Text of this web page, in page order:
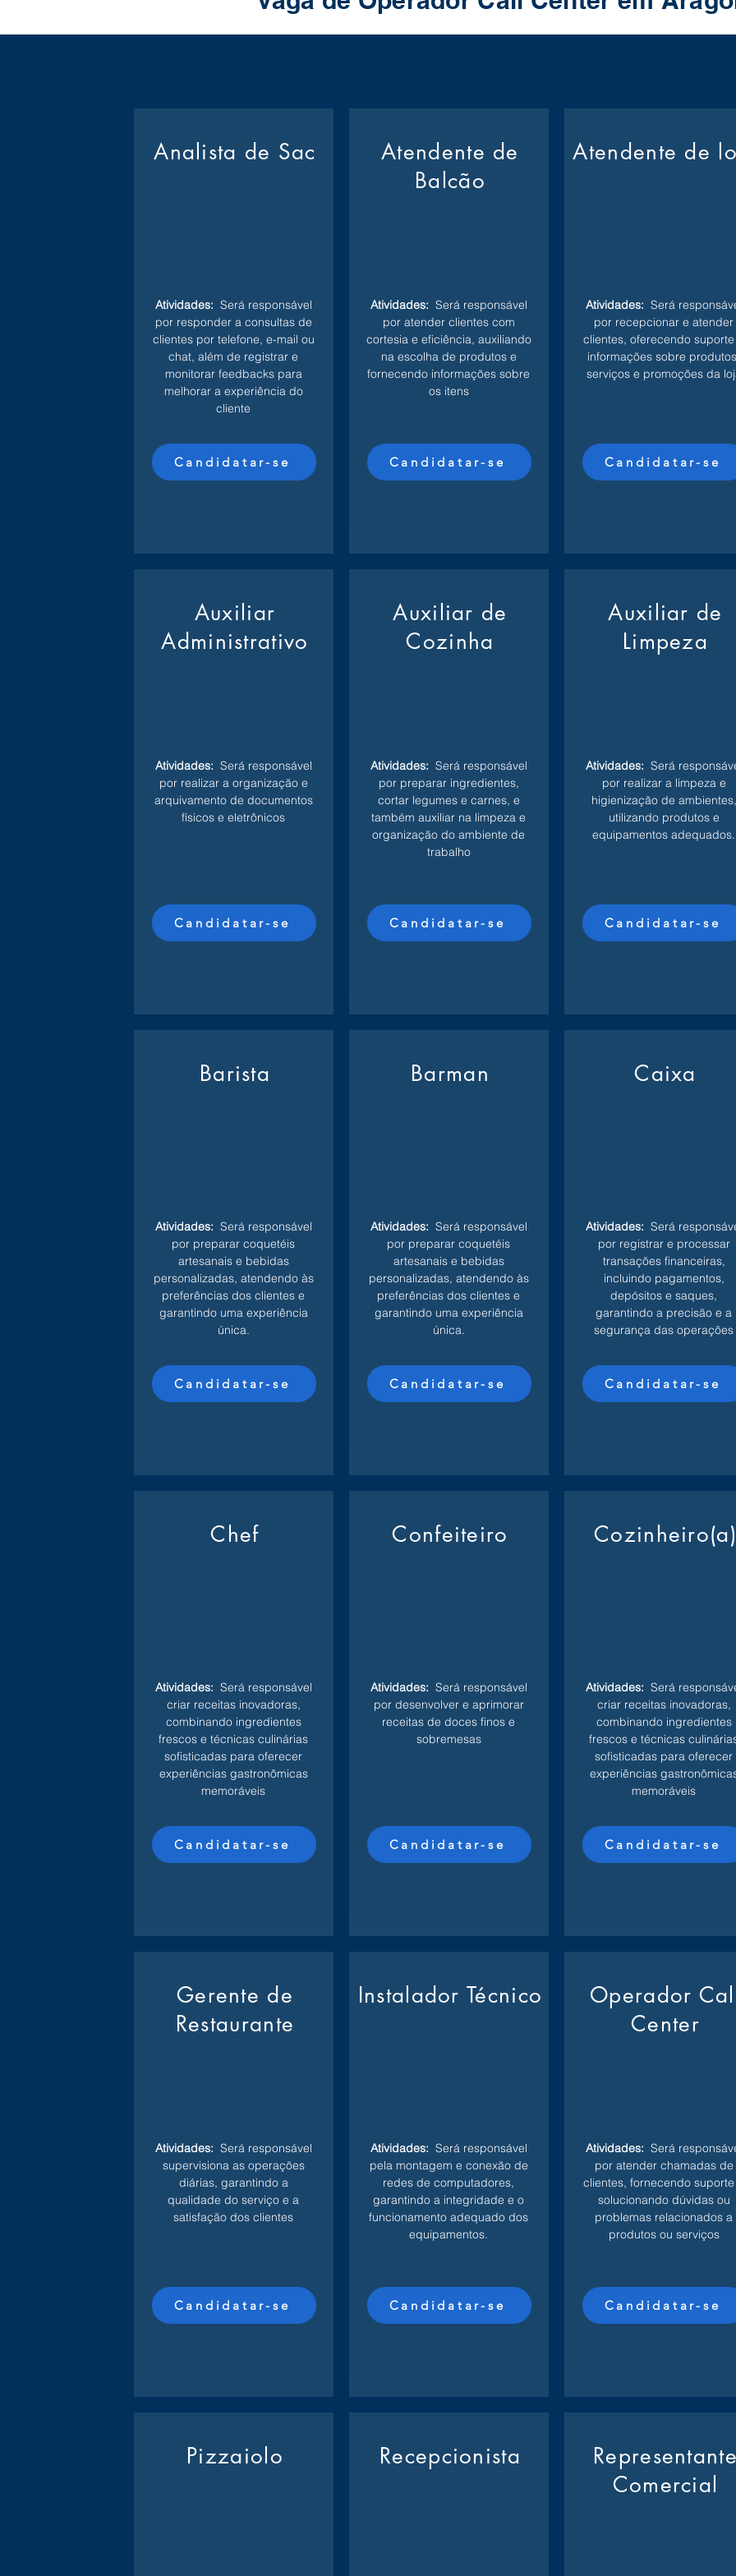
Analista de Sac
Atividades: Será responsável
por responder a consultas de
clientes por telefone, e-mail ou
chat, além de registrar e
monitorar feedbacks para
melhorar a experiência do
cliente
Candidatar-se
Auxiliar
Administrativo
Atividades: Será responsável
por realizar a organização e
arquivamento de documentos
físicos e eletrônicos
Candidatar-se
Barista
Atividades: Será responsável
por preparar coquetéis
artesanais e bebidas
personalizadas, atendendo às
preferências dos clientes e
garantindo uma experiência
única.
Candidatar-se
Chef
Atividades: Será responsável
criar receitas inovadoras,
combinando ingredientes
frescos e técnicas culinárias
sofisticadas para oferecer
experiências gastronômicas
memoráveis
Candidatar-se
Gerente de
Restaurante
Atividades: Será responsável
supervisiona as operações
diárias, garantindo a
qualidade do serviço e a
satisfação dos clientes
Candidatar-se
Pizzaiolo
Atendente de
Balcão
Atividades: Será responsável
por atender clientes com
cortesia e eficiência, auxiliando
na escolha de produtos e
fornecendo informações sobre
os itens
Candidatar-se
Auxiliar de
Cozinha
Atividades: Será responsável
por preparar ingredientes,
cortar legumes e carnes, e
também auxiliar na limpeza e
organização do ambiente de
trabalho
Candidatar-se
Barman
Atividades: Será responsável
por preparar coquetéis
artesanais e bebidas
personalizadas, atendendo às
preferências dos clientes e
garantindo uma experiência
única.
Candidatar-se
Confeiteiro
Atividades: Será responsável
por desenvolver e aprimorar
receitas de doces finos e
sobremesas
Candidatar-se
Instalador Técnico
Atividades: Será responsável
pela montagem e conexão de
redes de computadores,
garantindo a integridade e o
funcionamento adequado dos
equipamentos.
Candidatar-se
Recepcionista
Atendente de
Atividades: Será
por recepcionar e atender
clientes, oferecendo
informações sobre
serviços e promoções da
Candidatar-se
Auxiliar de
Limpeza
Atividades: Será
por realizar a limpeza e
higienização de ambientes,
utilizando produtos e
equipamentos adequados.
Candidatar-se
Caixa
Atividades: Será
por registrar e processar
transações financeiras,
incluindo pagamentos,
depósitos e saques,
garantindo a precisão e a
segurança das operações
Candidatar-se
Cozinheiro(a)
Atividades: Será
criar receitas inovadoras,
combinando ingredientes
frescos e técnicas
sofisticadas para oferecer
experiências
memoráveis
Candidatar-se
Operador
Center
Atividades: Será
por atender chamadas de
clientes, fornecendo
solucionando dúvidas ou
problemas relacionados a
produtos ou serviços
Candidatar-se
Comercial